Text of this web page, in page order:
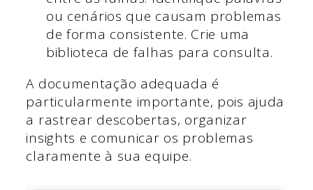
ou cenários que causam problemas
de forma consistente. Crie uma
biblioteca de falhas para consulta.
A documentação adequada é
particularmente importante, pois ajuda
a rastrear descobertas, organizar
insights e comunicar os problemas
claramente à sua equipe.